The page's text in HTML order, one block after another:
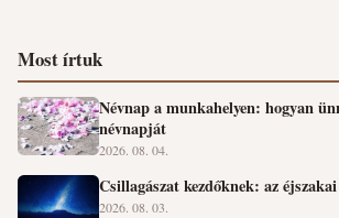
Most írtuk
Névnap a munkahelyen: hogyan
névnapját
2026. 08. 04.
Csillagászat kezdőknek: az
2026. 08. 03.